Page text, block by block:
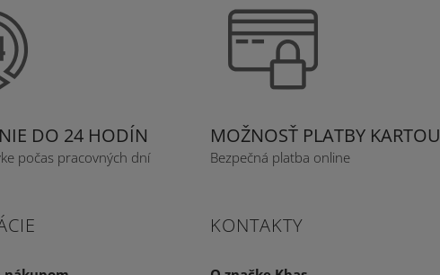
DO 24 HODÍN
počas pracovných dní
MOŽNOSŤ PLATBY KARTOU
Bezpečná platba online
KONTAKTY